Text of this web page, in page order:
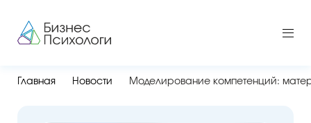
Главная Новости Моделирование компетенций: